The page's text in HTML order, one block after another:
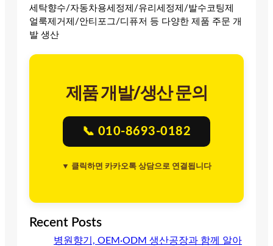
세탁향수/자동차용세정제/유리세정제/발수코팅제
얼룩제거제/안티포그/디퓨저 등 다양한 제품 주문 개
발 생산
제품 개발/생산 문의
📞 010-8693-0182
▼ 클릭하면 카카오톡 상담으로 연결됩니다
Recent Posts
병원향기, OEM·ODM 생산공장과 함께 알아